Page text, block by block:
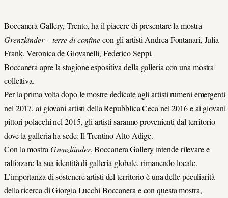
Boccanera Gallery, Trento, ha il piacere di presentare la mostra
Grenzländer – terre di confinecon gli artisti Andrea Fontanari, Julia
Frank, Veronica de Giovanelli, Federico Seppi.
Boccanera apre la stagione espositiva della galleria con una mostra
collettiva.
Per la prima volta dopo le mostre dedicate agli artisti rumeni emergenti
nel 2017, ai giovani artisti della Repubblica Ceca nel 2016 e ai giovani
pittori polacchi nel 2015, gli artisti saranno provenienti dal territorio
dove la galleria ha sede: Il Trentino Alto Adige.
Con la mostra Grenzländer, Boccanera Gallery intende rilevare e
rafforzare la sua identità di galleria globale, rimanendo locale.
L’importanza di sostenere artisti del territorio è una delle peculiarità
della ricerca di Giorgia Lucchi Boccanera e con questa mostra,